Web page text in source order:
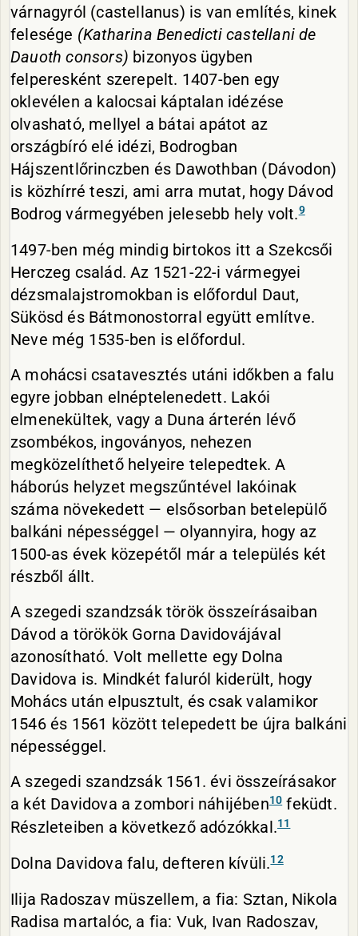
várnagyról (castellanus) is van említés, kinek
felesége (Katharina Benedicti castellani de
Dauoth consors) bizonyos ügyben
felperesként szerepelt. 1407-ben egy
oklevélen a kalocsai káptalan idézése
olvasható, mellyel a bátai apátot az
országbíró elé idézi, Bodrogban
Hájszentlőrinczben és Dawothban (Dávodon)
is közhírré teszi, ami arra mutat, hogy Dávod
Bodrog vármegyében jelesebb hely volt.9
1497-ben még mindig birtokos itt a Szekcsői
Herczeg család. Az 1521-22-i vármegyei
dézsmalajstromokban is előfordul Daut,
Sükösd és Bátmonostorral együtt említve.
Neve még 1535-ben is előfordul.
A mohácsi csatavesztés utáni időkben a falu
egyre jobban elnéptelenedett. Lakói
elmenekültek, vagy a Duna árterén lévő
zsombékos, ingoványos, nehezen
megközelíthető helyeire telepedtek. A
háborús helyzet megszűntével lakóinak
száma növekedett — elsősorban betelepülő
balkáni népességgel — olyannyira, hogy az
1500-as évek közepétől már a település két
részből állt.
A szegedi szandzsák török összeírásaiban
Dávod a törökök Gorna Davidovájával
azonosítható. Volt mellette egy Dolna
Davidova is. Mindkét faluról kiderült, hogy
Mohács után elpusztult, és csak valamikor
1546 és 1561 között telepedett be újra balkáni
népességgel.
A szegedi szandzsák 1561. évi összeírásakor
a két Davidova a zombori náhijében10feküdt.
Részleteiben a következő adózókkal.11
Dolna Davidova falu, defteren kívüli.12
Ilija Radoszav müszellem, a fia: Sztan, Nikola
Radisa martalóc, a fia: Vuk, Ivan Radoszav,